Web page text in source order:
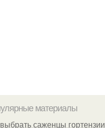
материалы
выбрать саженцы гортензии